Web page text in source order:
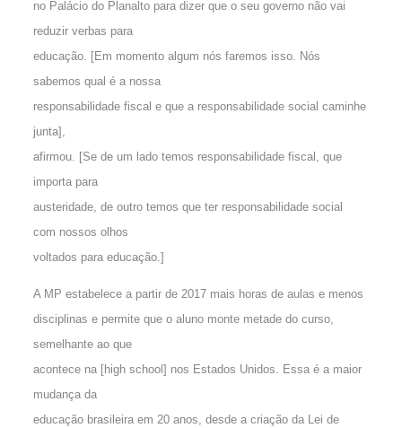
no Palácio do Planalto para dizer que o seu governo não vai
reduzir verbas para
educação. [Em momento algum nós faremos isso. Nós
sabemos qual é a nossa
responsabilidade fiscal e que a responsabilidade social caminhe
junta],
afirmou. [Se de um lado temos responsabilidade fiscal, que
importa para
austeridade, de outro temos que ter responsabilidade social
com nossos olhos
voltados para educação.]
A MP estabelece a partir de 2017 mais horas de aulas e menos
disciplinas e permite que o aluno monte metade do curso,
semelhante ao que
acontece na [high school] nos Estados Unidos. Essa é a maior
mudança da
educação brasileira em 20 anos, desde a criação da Lei de